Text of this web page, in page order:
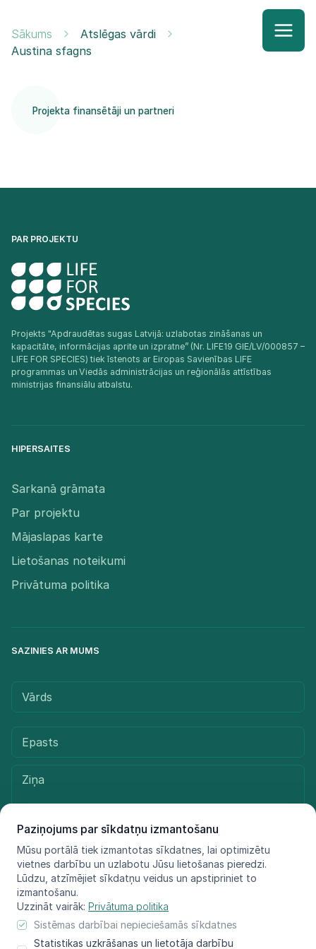
Paziņojums par sīkdatņu izmantošanu
Mūsu portālā tiek izmantotas sīkdatnes, lai optimizētu
vietnes darbību un uzlabotu Jūsu lietošanas pieredzi.
Lūdzu, atzīmējiet sīkdatņu veidus un apstipriniet to
izmantošanu.
Uzzināt vairāk: Privātuma politika
Sistēmas darbībai nepieciešamās sīkdatnes
Statistikas uzkrāšanas un lietotāja darbību
Sākums
Atslēgas vārdi
Austina sfagns
Projekta finansētāji un partneri
PAR PROJEKTU
Projekts "Apdraudētas sugas Latvijā: uzlabotas zināšanas un
kapacitāte, informācijas aprite un izpratne” (Nr. LIFE19 GIE/LV/000857 –
LIFE FOR SPECIES) tiek īstenots ar Eiropas Savienības LIFE
programmas un Viedās administrācijas un reģionālās attīstības
ministrijas finansiālu atbalstu.​
HIPERSAITES
Sarkanā grāmata
Par projektu
Mājaslapas karte
Lietošanas noteikumi
Privātuma politika
SAZINIES AR MUMS
Sūtīt ziņu
© LIFE FOR SPECIES, 2021 - 2025
Informācija atspoguļo tikai projekta LIFE FOR SPECIES īstenotāju